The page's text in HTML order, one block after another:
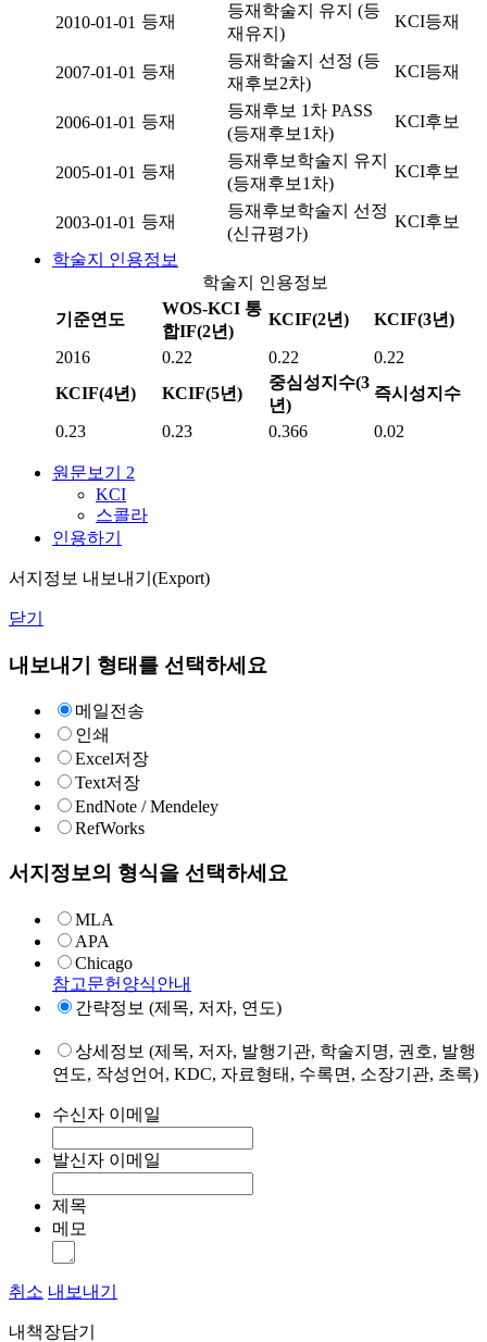
2010-01-01 등재
등재학술지 유지 (등
재유지)
KCI등재
2007-01-01 등재
등재학술지 선정 (등
재후보2차)
KCI등재
2006-01-01 등재
등재후보 1차 PASS
(등재후보1차)
KCI후보
2005-01-01 등재
등재후보학술지 유지
(등재후보1차)
KCI후보
2003-01-01 등재
등재후보학술지 선정
(신규평가)
KCI후보
학술지 인용정보
학술지 인용정보
기준연도
WOS-KCI 통
합IF(2년)
KCIF(2년) KCIF(3년)
2016 0.22 0.22
0.22
KCIF(4년)
KCIF(5년)
중심성지수(3
년)
즉시성지수
0.23 0.23 0.366 0.02
원문보기 2
KCI
스콜라
인용하기
서지정보 내보내기(Export)
닫기
내보내기 형태를 선택하세요
메일전송
인쇄
Excel저장
Text저장
EndNote / Mendeley
RefWorks
서지정보의 형식을 선택하세요
MLA
APA
Chicago
참고문헌양식안내
간략정보 (제목, 저자, 연도)
상세정보 (제목, 저자, 발행기관, 학술지명, 권호, 발행
연도, 작성언어, KDC, 자료형태, 수록면, 소장기관, 초록)
수신자 이메일
발신자 이메일
제목
메모
취소 내보내기
내책장담기